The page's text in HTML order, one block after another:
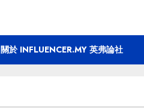
關於 INFLUENCER.MY 英弗論社